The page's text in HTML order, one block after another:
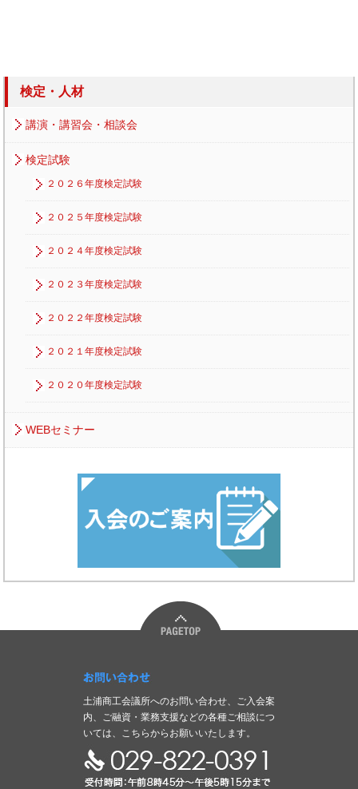
検定・人材
講演・講習会・相談会
検定試験
２０２６年度検定試験
２０２５年度検定試験
２０２４年度検定試験
２０２３年度検定試験
２０２２年度検定試験
２０２１年度検定試験
２０２０年度検定試験
WEBセミナー
お問い合わせ
土浦商工会議所へのお問い合わせ、ご入会案
内、ご融資・業務支援などの各種ご相談につ
いては、こちらからお願いいたします。